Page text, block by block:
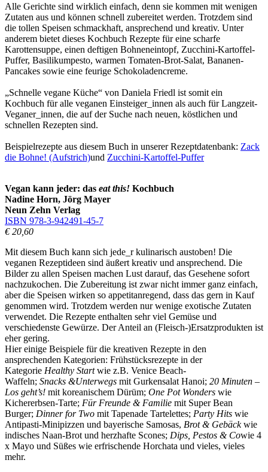
Alle Gerichte sind wirklich einfach, denn sie kommen mit wenigen
Zutaten aus und können schnell zubereitet werden. Trotzdem sind
die tollen Speisen schmackhaft, ansprechend und kreativ. Unter
anderem bietet dieses Kochbuch Rezepte für eine scharfe
Karottensuppe, einen deftigen Bohneneintopf, Zucchini-Kartoffel-
Puffer, Basilikumpesto, warmen Tomaten-Brot-Salat, Bananen-
Pancakes sowie eine feurige Schokoladencreme.
„Schnelle vegane Küche“ von Daniela Friedl ist somit ein
Kochbuch für alle veganen Einsteiger_innen als auch für Langzeit-
Veganer_innen, die auf der Suche nach neuen, köstlichen und
schnellen Rezepten sind.
Beispielrezepte aus diesem Buch in unserer Rezeptdatenbank: Zack
die Bohne! (Aufstrich)und Zucchini-Kartoffel-Puffer
Vegan kann jeder: das eat this! Kochbuch
Nadine Horn, Jörg Mayer
Neun Zehn Verlag
ISBN 978-3-942491-45-7
€ 20,60
Mit diesem Buch kann sich jede_r kulinarisch austoben! Die
veganen Rezeptideen sind äußert kreativ und ansprechend. Die
Bilder zu allen Speisen machen Lust darauf, das Gesehene sofort
nachzukochen. Die Zubereitung ist zwar nicht immer ganz einfach,
aber die Speisen wirken so appetitanregend, dass das gern in Kauf
genommen wird. Trotzdem werden nur wenige exotische Zutaten
verwendet. Die Rezepte enthalten sehr viel Gemüse und
verschiedenste Gewürze. Der Anteil an (Fleisch-)Ersatzprodukten ist
eher gering.
Hier einige Beispiele für die kreativen Rezepte in den
ansprechenden Kategorien: Frühstücksrezepte in der
Kategorie Healthy Startwie z.B. Venice Beach-
Waffeln; Snacks &Unterwegs mit Gurkensalat Hanoi; 20 Minuten –
Los geht’s! mit koreanischem Dürüm; One Pot Wonders wie
Kichererbsen-Tarte; Für Freunde & Familie mit Super Bean
Burger; Dinner for Two mit Tapenade Tartelettes; Party Hits wie
Antipasti-Minipizzen und bayerische Samosas, Brot & Gebäckwie
indisches Naan-Brot und herzhafte Scones; Dips, Pestos & Cowie 4
x Mayo und Süßes wie erfrischende Horchata und vieles, vieles
mehr.